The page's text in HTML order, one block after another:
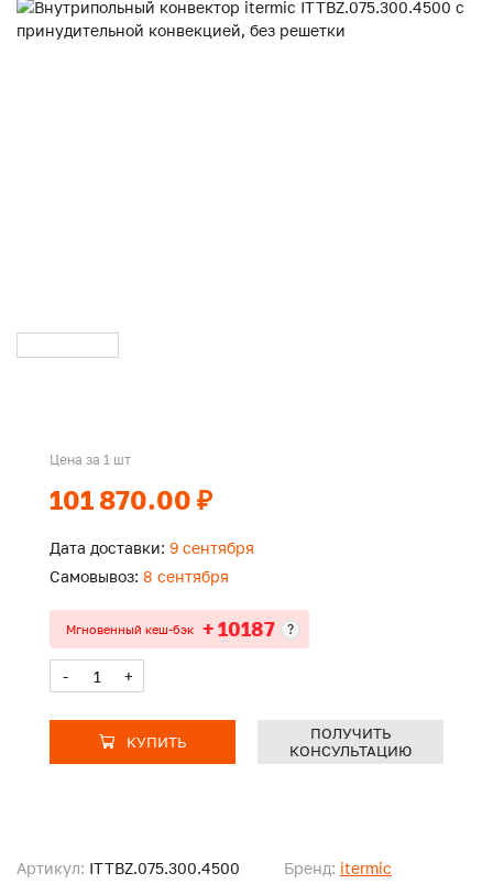
Артикул: ITTBZ.075.300.4500 Бренд: itermic
Цена за 1 шт
101 870.00 ₽
Дата доставки: 9 сентября
Самовывоз: 8 сентября
Мгновенный кеш-бэк + 10187 ?
- +
КУПИТЬ
ПОЛУЧИТЬ
КОНСУЛЬТАЦИЮ